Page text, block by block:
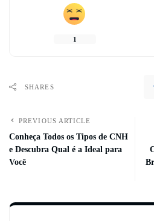
1
SHARES
PREVIOUS ARTICLE
Conheça Todos os Tipos de CNH
e Descubra Qual é a Ideal para
Você